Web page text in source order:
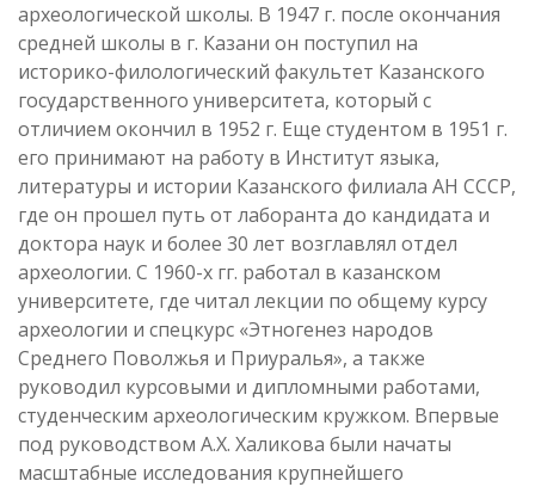
археологической школы. В 1947 г. после окончания
средней школы в г. Казани он поступил на
историко-филологический факультет Казанского
государственного университета, который с
отличием окончил в 1952 г. Еще студентом в 1951 г.
его принимают на работу в Институт языка,
литературы и истории Казанского филиала АН СССР,
где он прошел путь от лаборанта до кандидата и
доктора наук и более 30 лет возглавлял отдел
археологии. С 1960-х гг. работал в казанском
университете, где читал лекции по общему курсу
археологии и спецкурс «Этногенез народов
Среднего Поволжья и Приуралья», а также
руководил курсовыми и дипломными работами,
студенческим археологическим кружком. Впервые
под руководством А.Х. Халикова были начаты
масштабные исследования крупнейшего